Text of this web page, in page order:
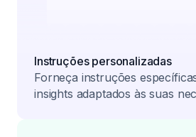
Instruções personalizadas
Forneça instruções
insights adaptados às suas